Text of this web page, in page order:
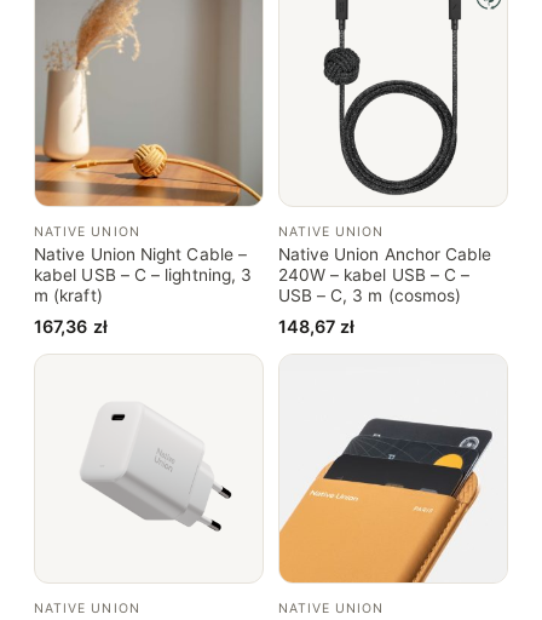
b
a
c
k
)
NATIVE UNION
Native Union Night Cable –
kabel USB – C – lightning, 3
m (kraft)
167,36 zł
NATIVE UNION
Native Union Anchor Cable
240W – kabel USB – C –
USB – C, 3 m (cosmos)
148,67 zł
NATIVE UNION NATIVE UNION